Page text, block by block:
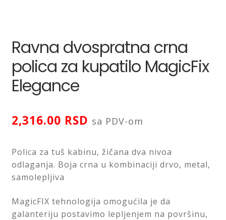
Izdvajamo
Noviteti
Kupatilska galanterija
LED ogledala
Prostirke za kupatilo
Sifoni i odvodi
Ravna dvospratna crna
polica za kupatilo MagicFix
Elegance
2,316.00 RSD sa PDV-om
Polica za tuš kabinu, žičana dva nivoa
odlaganja. Boja crna u kombinaciji drvo, metal,
samolepljiva
MagicFIX tehnologija omogućila je da
galanteriju postavimo lepljenjem na površinu,